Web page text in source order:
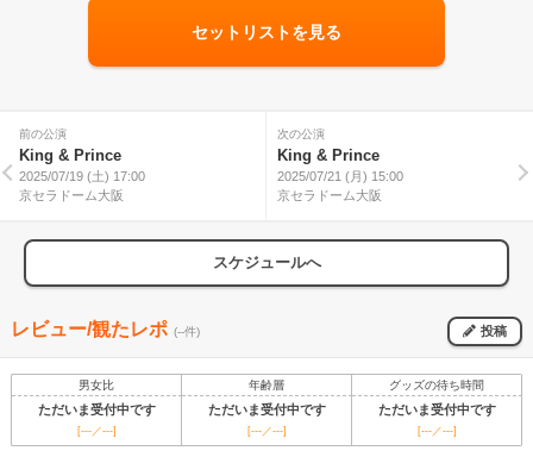
セットリストを見る
前の公演
King & Prince
2025/07/19 (土) 17:00
京セラドーム大阪
次の公演
King & Prince
2025/07/21 (月) 15:00
京セラドーム大阪
スケジュールへ
レビュー/観たレポ (--件) 投稿
男女比 年齢層 グッズの待ち時間
ただいま受付中です ただいま受付中です ただいま受付中です
[---／---] [---／---] [---／---]